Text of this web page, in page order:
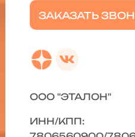
ЗАКАЗАТЬ
ООО "ЭТАЛОН"
ИНН/КПП: